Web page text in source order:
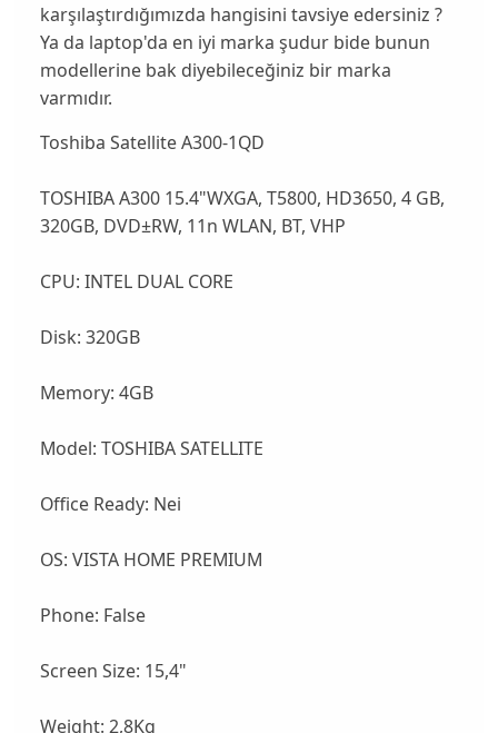
karşılaştırdığımızda hangisini tavsiye edersiniz ?
Ya da laptop'da en iyi marka şudur bide bunun
modellerine bak diyebileceğiniz bir marka
varmıdır.
Toshiba Satellite A300-1QD
TOSHIBA A300 15.4"WXGA, T5800, HD3650, 4 GB,
320GB, DVD±RW, 11n WLAN, BT, VHP
CPU: INTEL DUAL CORE
Disk: 320GB
Memory: 4GB
Model: TOSHIBA SATELLITE
Office Ready: Nei
OS: VISTA HOME PREMIUM
Phone: False
Screen Size: 15,4"
Weight: 2,8Kg